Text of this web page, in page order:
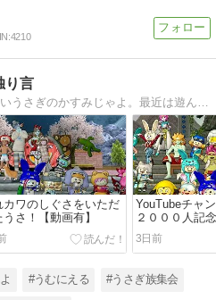
4210
り言
青さまこと食いしん坊の青いうさぎのかすみじゃよ。最近は遊んだお写真とYouTube配信時のスライドショーに載せたリスナー様の食べ物写真を毎日の記事にしてるうさよ。
カワのしぐさをいただ
うさ！【動画有】
YouTubeチャ
２０００人記
レポート
3日前
#うむにえる #うさぎ族集会